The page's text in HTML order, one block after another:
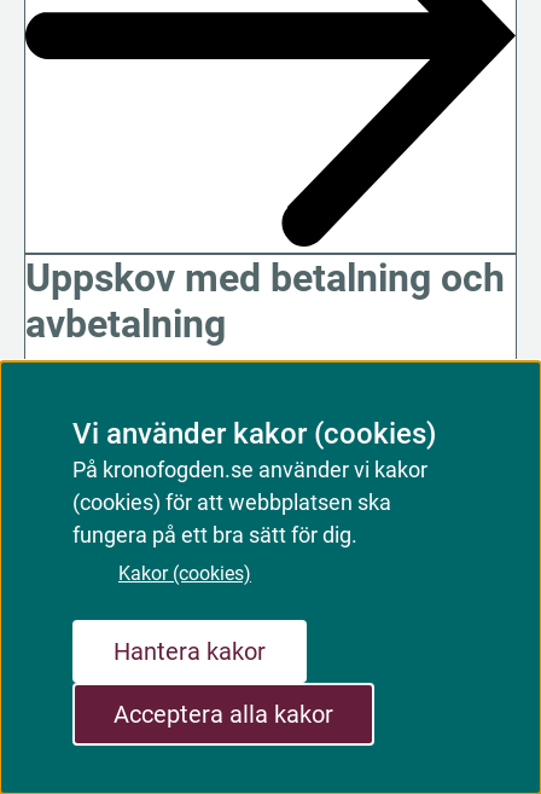
Uppskov med betalning och
avbetalning
Du som har en skuld kan i vissa fall få längre
tid på dig att betala.
Vi använder kakor (cookies)
På kronofogden.se använder vi kakor
(cookies) för att webbplatsen ska
fungera på ett bra sätt för dig.
Kakor (cookies)
Hantera kakor
Acceptera alla kakor